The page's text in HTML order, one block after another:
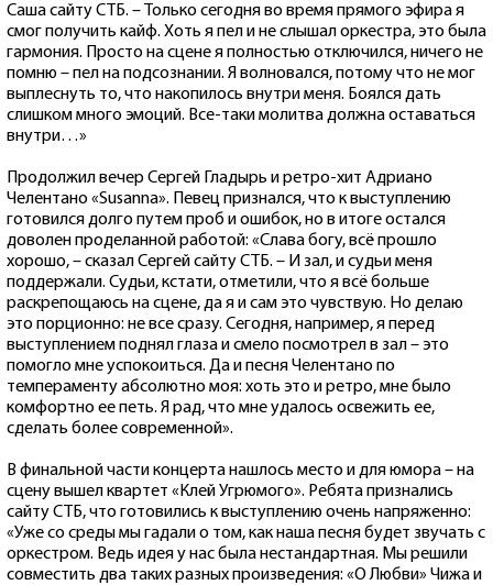
Саша сайту СТБ. – Только сегодня во время прямого эфира я
смог получить кайф. Хоть я пел и не слышал оркестра, это была
гармония. Просто на сцене я полностью отключился, ничего не
помню – пел на подсознании. Я волновался, потому что не мог
выплеснуть то, что накопилось внутри меня. Боялся дать
слишком много эмоций. Все-таки молитва должна оставаться
внутри…»
Продолжил вечер Сергей Гладырь и ретро-хит Адриано
Челентано «Susanna». Певец признался, что к выступлению
готовился долго путем проб и ошибок, но в итоге остался
доволен проделанной работой: «Слава богу, всё прошло
хорошо, – сказал Сергей сайту СТБ. – И зал, и судьи меня
поддержали. Судьи, кстати, отметили, что я всё больше
раскрепощаюсь на сцене, да я и сам это чувствую. Но делаю
это порционно: не все сразу. Сегодня, например, я перед
выступлением поднял глаза и смело посмотрел в зал – это
помогло мне успокоиться. Да и песня Челентано по
темпераменту абсолютно моя: хоть это и ретро, мне было
комфортно ее петь. Я рад, что мне удалось освежить ее,
сделать более современной».
В финальной части концерта нашлось место и для юмора – на
сцену вышел квартет «Клей Угрюмого». Ребята признались
сайту СТБ, что готовились к выступлению очень напряженно:
«Уже со среды мы гадали о том, как наша песня будет звучать с
оркестром. Ведь идея у нас была нестандартная. Мы решили
совместить два таких разных произведения: «О Любви» Чижа и